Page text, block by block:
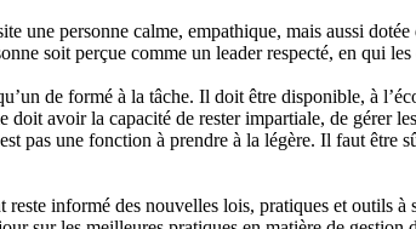
une personne calme, empathique, mais aussi dotée
soit perçue comme un leader respecté, en qui
de formé à la tâche. Il doit être disponible, à
avoir la capacité de rester impartiale, de gérer
pas une fonction à prendre à la légère. Il faut être
informé des nouvelles lois, pratiques et outils